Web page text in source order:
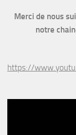
Merci de nous
notre
https://